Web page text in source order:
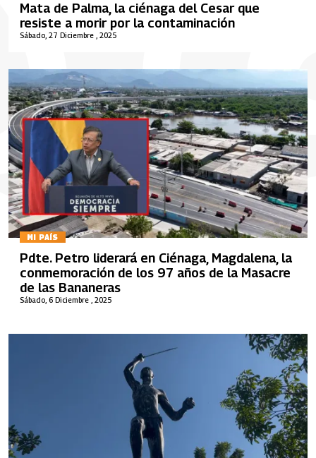
Sábado, 27 Diciembre , 2025
Mata de Palma, la ciénaga del Cesar que
resiste a morir por la contaminación
MI PAÍS
Sábado, 6 Diciembre , 2025
Pdte. Petro liderará en Ciénaga, Magdalena, la
conmemoración de los 97 años de la Masacre
de las Bananeras